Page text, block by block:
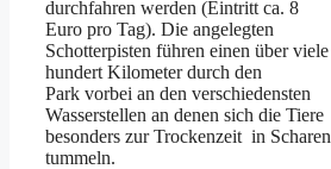
durchfahren werden (Eintritt ca. 8
Euro pro Tag). Die angelegten
Schotterpisten führen einen über viele
hundert Kilometer durch den
Park vorbei an den verschiedensten
Wasserstellen an denen sich die Tiere
besonders zur Trockenzeit in Scharen
tummeln.